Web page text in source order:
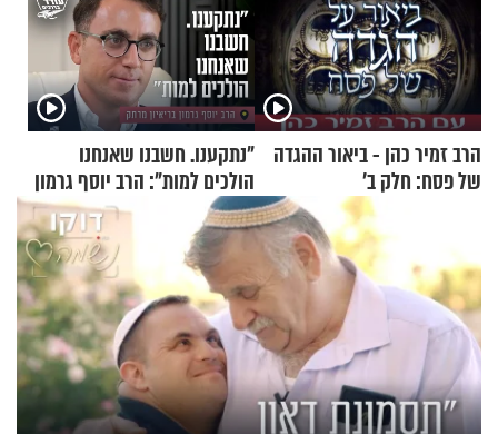
הרב זמיר כהן - ביאור ההגדה
של פסח: חלק ב’
"נתקענו. חשבנו שאנחנו
הולכים למות": הרב יוסף גרמון
בריאיון מרתק